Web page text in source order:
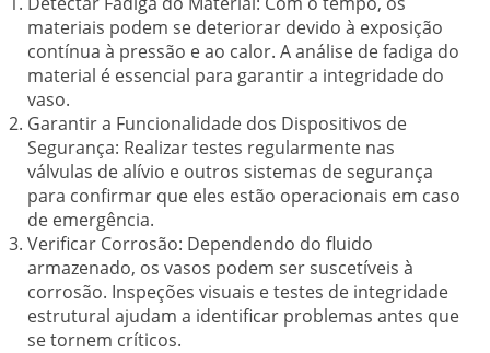
materiais podem se deteriorar devido à exposição
contínua à pressão e ao calor. A análise de fadiga do
material é essencial para garantir a integridade do
vaso.
Garantir a Funcionalidade dos Dispositivos de
Segurança: Realizar testes regularmente nas
válvulas de alívio e outros sistemas de segurança
para confirmar que eles estão operacionais em caso
de emergência.
Verificar Corrosão: Dependendo do fluido
armazenado, os vasos podem ser suscetíveis à
corrosão. Inspeções visuais e testes de integridade
estrutural ajudam a identificar problemas antes que
se tornem críticos.